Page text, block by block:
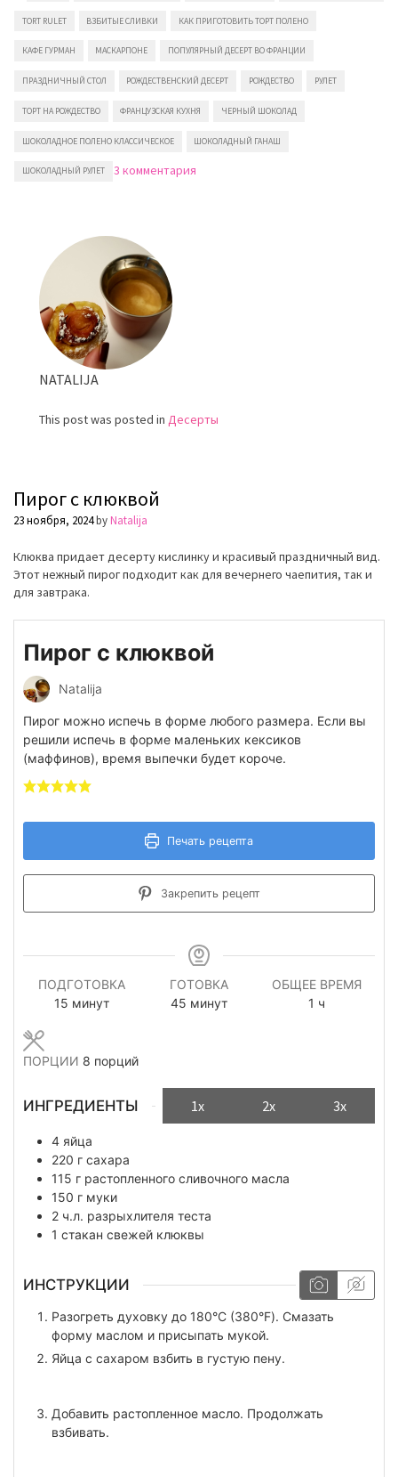
TORT RULET ВЗБИТЫЕ СЛИВКИ КАК ПРИГОТОВИТЬ ТОРТ ПОЛЕНО
КАФЕ ГУРМАН МАСКАРПОНЕ ПОПУЛЯРНЫЙ ДЕСЕРТ ВО ФРАНЦИИ
ПРАЗДНИЧНЫЙ СТОЛ РОЖДЕСТВЕНСКИЙ ДЕСЕРТ РОЖДЕСТВО РУЛЕТ
ТОРТ НА РОЖДЕСТВО ФРАНЦУЗСКАЯ КУХНЯ ЧЕРНЫЙ ШОКОЛАД
ШОКОЛАДНОЕ ПОЛЕНО КЛАССИЧЕСКОЕ ШОКОЛАДНЫЙ ГАНАШ
ШОКОЛАДНЫЙ РУЛЕТ 3 комментария
NATALIJA
This post was posted in Десерты
Пирог с клюквой
23 ноября, 2024byNatalija
Клюква придает десерту кислинку и красивый праздничный вид.
Этот нежный пирог подходит как для вечернего чаепития, так и
для завтрака.
Пирог с клюквой
Natalija
Пирог можно испечь в форме любого размера. Если вы
решили испечь в форме маленьких кексиков
(маффинов), время выпечки будет короче.
Печать рецепта
Закрепить рецепт
ПОДГОТОВКА
15 минуты
минут
ГОТОВКА
45 минуты
минут
ОБЩЕЕ ВРЕМЯ
1 час
ч
ПОРЦИИ 8 порций
ИНГРЕДИЕНТЫ 1x 2x 3x
4 яйца
220 г сахара
115 г растопленного сливочного масла
150 г муки
2 ч.л. разрыхлителя теста
1 стакан свежей клюквы
ИНСТРУКЦИИ
Разогреть духовку до 180°С (380°F). Смазать
форму маслом и присыпать мукой.
Яйца с сахаром взбить в густую пену.
Добавить растопленное масло. Продолжать
взбивать.